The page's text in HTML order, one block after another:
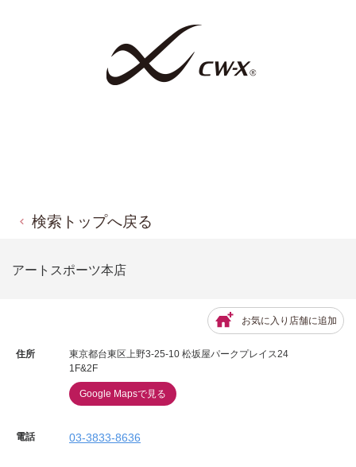
検索トップへ戻る
アートスポーツ本店
お気に入り店舗に追加
住所
東京都台東区上野3-25-10 松坂屋パークプレイス24
1F&2F
Google Mapsで見る
電話 03-3833-8636